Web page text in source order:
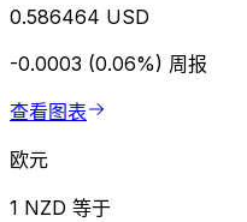
0.586464 USD
-0.0003 (0.06%) 周报
查看图表
欧元
1 NZD 等于